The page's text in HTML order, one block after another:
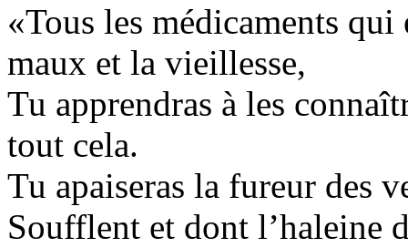
Tous les médicaments
maux et la vieillesse,
Tu apprendras à les
tout cela.
Tu apaiseras la fureur des
Soufflent et dont l’haleine